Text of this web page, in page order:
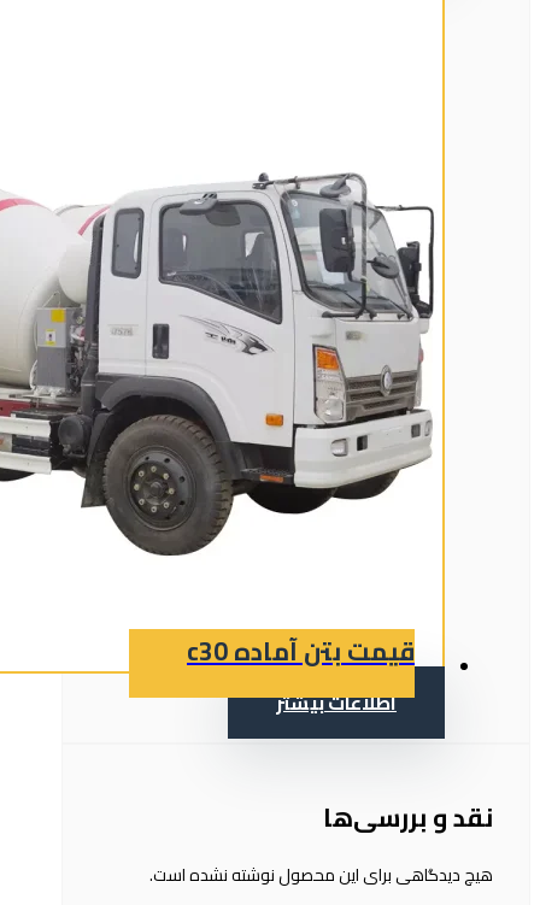
قیمت بتن آماده c30
اطلاعات بیشتر
نقد و بررسی‌ها
هیچ دیدگاهی برای این محصول نوشته نشده است.